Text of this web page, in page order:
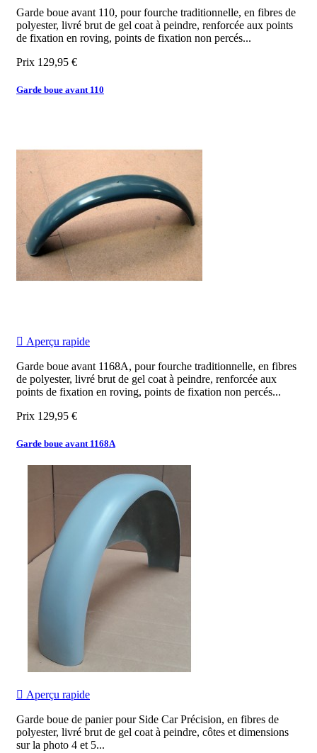
Garde boue avant 110, pour fourche traditionnelle, en fibres de
polyester, livré brut de gel coat à peindre, renforcée aux points
de fixation en roving, points de fixation non percés...
Prix 129,95 €
Garde boue avant 110
 Aperçu rapide
Garde boue avant 1168A, pour fourche traditionnelle, en fibres
de polyester, livré brut de gel coat à peindre, renforcée aux
points de fixation en roving, points de fixation non percés...
Prix 129,95 €
Garde boue avant 1168A
 Aperçu rapide
Garde boue de panier pour Side Car Précision, en fibres de
polyester, livré brut de gel coat à peindre, côtes et dimensions
sur la photo 4 et 5...